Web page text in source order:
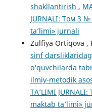
shakllantirish ,
JURNALI: Том 3
ta’limi» jurnali
Zulfiya Ortiqova ,
sinf
o‘quvchilarda
ilmiy-metodik
TA’LIMI
maktab ta’limi»